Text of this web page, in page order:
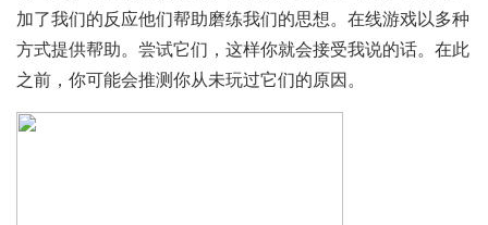
加了我们的反应他们帮助磨练我们的思想。在线游戏以多种
方式提供帮助。尝试它们，这样你就会接受我说的话。在此
之前，你可能会推测你从未玩过它们的原因。